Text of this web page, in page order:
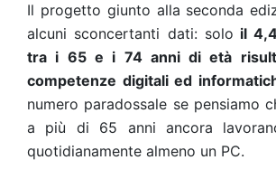
Il progetto giunto alla seconda
alcuni sconcertanti dati: solo il
tra i 65 e i 74 anni di età
competenze digitali ed
numero paradossale se pensiamo
a più di 65 anni ancora
quotidianamente almeno un PC.